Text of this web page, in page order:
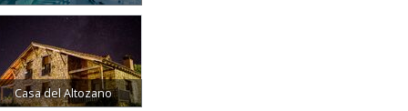
Casa del Altozano